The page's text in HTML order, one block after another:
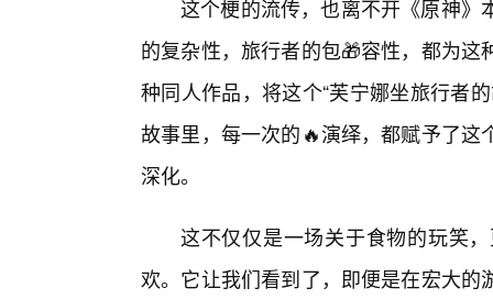
这个梗的流传，也离不开《原神》
的复杂性，旅行者的包🎁容性，都为
种同人作品，将这个“芙宁娜坐旅行者
故事里，每一次的🔥演绎，都赋予了
深化。
这不仅仅是一场关于食物的玩笑
欢。它让我们看到了，即便是在宏大